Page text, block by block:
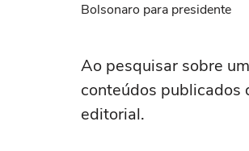
Bolsonaro para presidente
Ao pesquisar sobre
conteúdos publicados
editorial.